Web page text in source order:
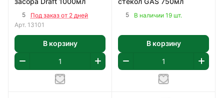
5
Под заказ от 2 дней
Арт. 13101
В корзину
5 В наличии 19 шт.
В корзину